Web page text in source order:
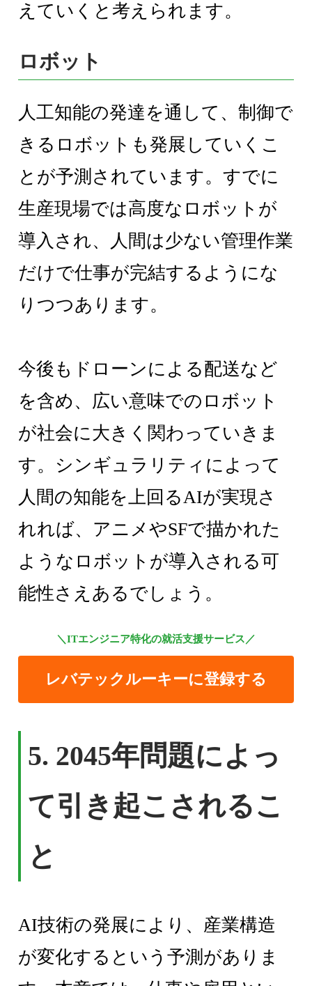
えていくと考えられます。
ロボット
人工知能の発達を通して、制御で
きるロボットも発展していくこ
とが予測されています。すでに
生産現場では高度なロボットが
導入され、人間は少ない管理作業
だけで仕事が完結するようにな
りつつあります。
今後もドローンによる配送など
を含め、広い意味でのロボット
が社会に大きく関わっていきま
す。シンギュラリティによって
人間の知能を上回るAIが実現さ
れれば、アニメやSFで描かれた
ようなロボットが導入される可
能性さえあるでしょう。
＼ITエンジニア特化の就活支援サービス／
レバテックルーキーに登録する
5. 2045年問題によっ
て引き起こされるこ
と
AI技術の発展により、産業構造
が変化するという予測がありま